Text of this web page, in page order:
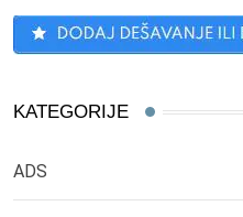
KATEGORIJE
ADS